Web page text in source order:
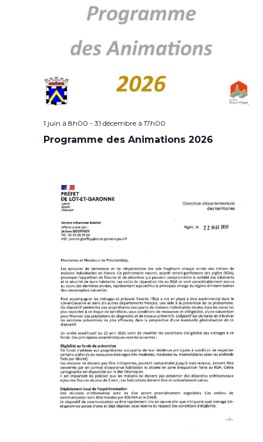
1 juin à 8h00 - 31 décembre à 17h00
Programme des Animations 2026